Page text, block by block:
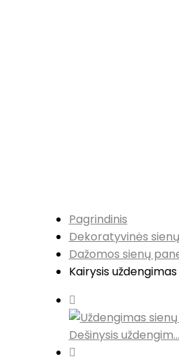
Pagrindinis
Dekoratyvinės
Dažomos sienų
Kairysis
Dešinysis uždengim...